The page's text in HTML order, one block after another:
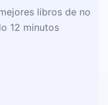
libros de no
12 minutos